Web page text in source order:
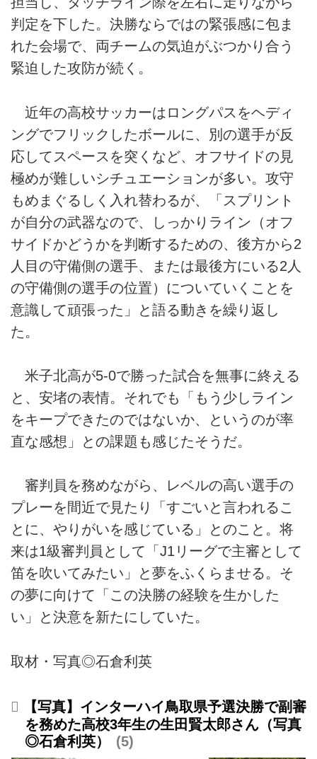
判定を下した。決勝ならではの緊張感に包ま
れた会場で、両チームの気迫がぶつかり合う
緊迫した攻防が続く。
近年の高校サッカーはロングパスをヘディ
ングでフリックしたボールに、別の選手が反
応してスペースを突くなど、オフサイドの見
極めが難しいシチュエーションが多い。攻守
もめまぐるしく入れ替わるが、「スプリント
が自分の武器なので、しっかりライン（オフ
サイドかどうかを判断するための、後方から2
人目の守備側の選手、または最後方にいる2人
の守備側の選手の位置）についていくことを
意識して頑張った」と語る動きを繰り返し
た。
米子北高が5-0で勝った試合を無事に終える
と、安堵の表情。それでも「もう少しライン
をキープできたのではないか、というのが率
直な感想」との課題も感じたそうだ。
審判員を務めながら、レベルの高い選手の
プレーを間近で見たり「すごいと言われるこ
とに、やりがいを感じている」とのこと。将
来は1級審判員として「J1リーグで主審として
笛を吹いてみたい」と夢をふくらませる。そ
の夢に向けて「この決勝の経験を生かした
い」と決意を新たにしていた。
取材・写真◎石倉利英
【写真】インターハイ鳥取県予選決勝で副審
を務めた高校3年生の生田賢太郎さん（写真
◎石倉利英）
5